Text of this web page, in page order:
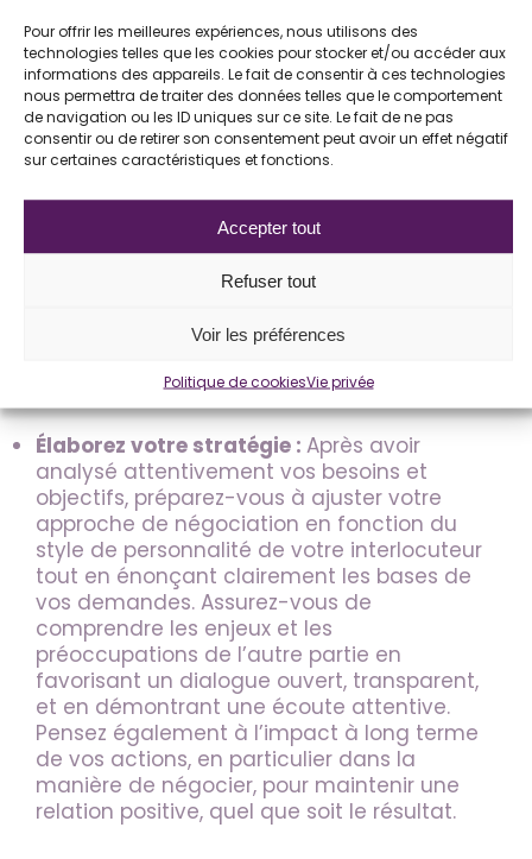
Pour offrir les meilleures expériences, nous utilisons des
technologies telles que les cookies pour stocker et/ou accéder aux
informations des appareils. Le fait de consentir à ces technologies
nous permettra de traiter des données telles que le comportement
de navigation ou les ID uniques sur ce site. Le fait de ne pas
consentir ou de retirer son consentement peut avoir un effet négatif
sur certaines caractéristiques et fonctions.
Accepter tout
Refuser tout
Voir les préférences
Politique de cookiesVie privée
professionnelle, et accordez-vous de l’espace
lorsque nécessaire.
✔️ Les 7 meilleures pratiques à mettre en
œuvre lors de votre prochaine négociation
Identifiez vos priorités :Définissez
clairement quelles sont vos priorités
concernant les facteurs susceptibles de
vous faire changer d’emploi, tels que le
salaire minimum acceptable, les horaires,
travail, etc. Cette clarification vous aidera
à être précis et à garder le focus lors des
négociations.
Élaborez votre stratégie : Après avoir
analysé attentivement vos besoins et
objectifs, préparez-vous à ajuster votre
approche de négociation en fonction du
style de personnalité de votre interlocuteur
tout en énonçant clairement les bases de
vos demandes. Assurez-vous de
comprendre les enjeux et les
préoccupations de l’autre partie en
favorisant un dialogue ouvert, transparent,
et en démontrant une écoute attentive.
Pensez également à l’impact à long terme
de vos actions, en particulier dans la
manière de négocier, pour maintenir une
relation positive, quel que soit le résultat.